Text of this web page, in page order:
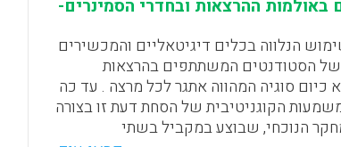
באולמות ההרצאות ובחדרי הסמינרים-
הנלווה בכלים דיגיטאליים והמכשירים
של הסטודנטים המשתתפים בהרצאות
כיום סוגיה המהווה אתגר לכל מרצה . עד כה
הקוגניטיבית של הסחת דעת זו בצורה
הנוכחי, שבוצע במקביל בשתי